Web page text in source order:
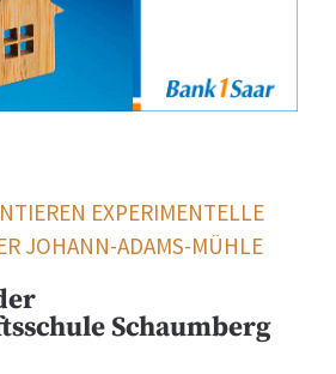
EXPERIMENTELLE
JOHANN-ADAMS-MÜHLE
Schaumberg